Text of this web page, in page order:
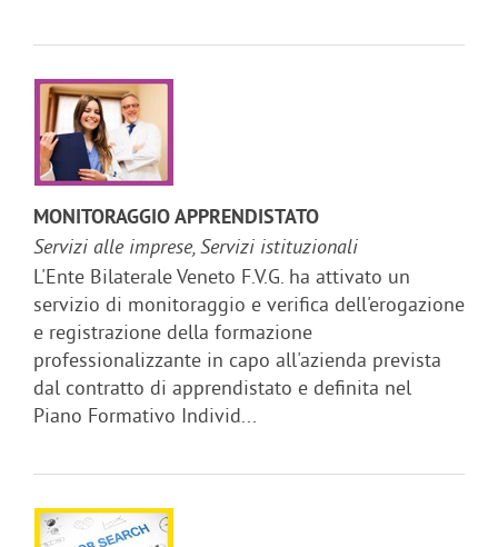
MONITORAGGIO APPRENDISTATO
Servizi alle imprese, Servizi istituzionali
L'Ente Bilaterale Veneto F.V.G. ha attivato un
servizio di monitoraggio e verifica dell'erogazione
e registrazione della formazione
professionalizzante in capo all'azienda prevista
dal contratto di apprendistato e definita nel
Piano Formativo Individ...